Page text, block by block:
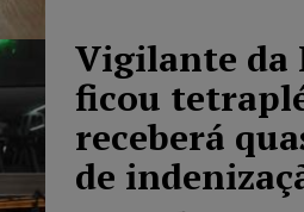
Vigilante da
ficou
receberá
de